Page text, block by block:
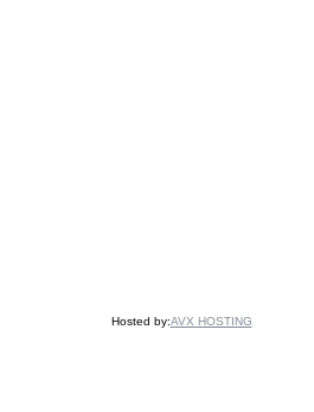
Hosted by:AVX HOSTING